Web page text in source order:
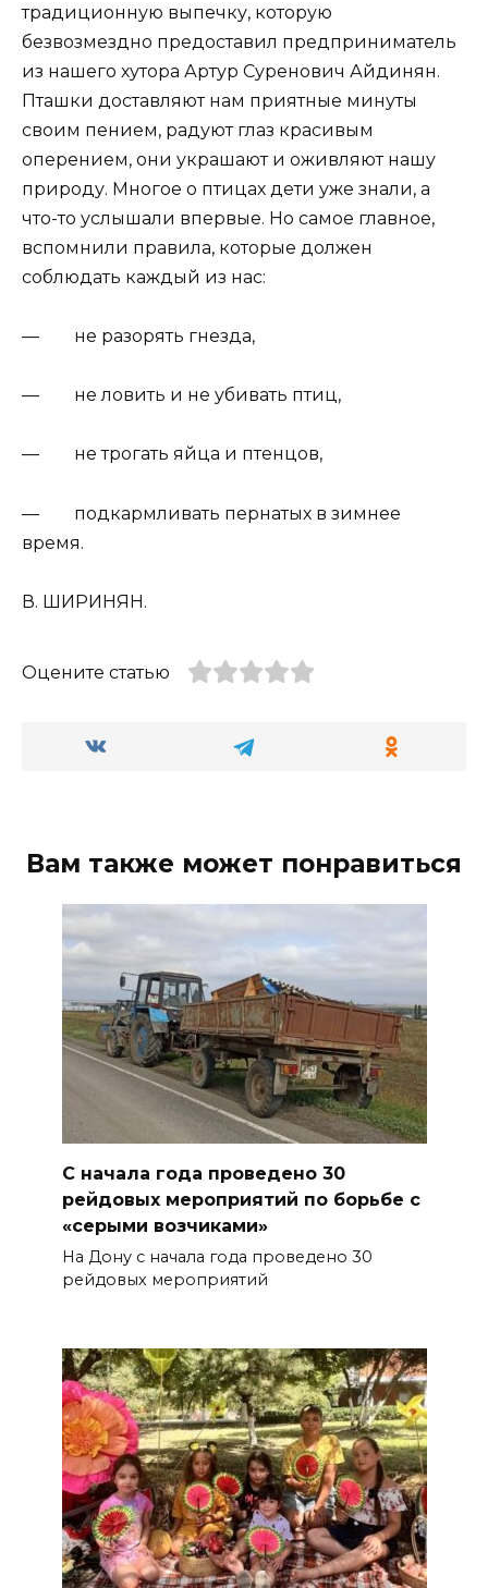
традиционную выпечку, которую
безвозмездно предоставил предприниматель
из нашего хутора Артур Суренович Айдинян.
Пташки доставляют нам приятные минуты
своим пением, радуют глаз красивым
оперением, они украшают и оживляют нашу
природу. Многое о птицах дети уже знали, а
что-то услышали впервые. Но самое главное,
вспомнили правила, которые должен
соблюдать каждый из нас:
— не разорять гнезда,
— не ловить и не убивать птиц,
— не трогать яйца и птенцов,
— подкармливать пернатых в зимнее
время.
В. ШИРИНЯН.
Оцените статью
Вам также может понравиться
С начала года проведено 30
рейдовых мероприятий по борьбе с
«серыми возчиками»
На Дону с начала года проведено 30
рейдовых мероприятий